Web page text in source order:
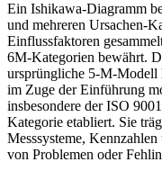
Ein Ishikawa-Diagramm
und mehreren Ursachen-
Einflussfaktoren
6M-Kategorien bewährt.
ursprüngliche 5-M-Modell
im Zuge der Einführung
insbesondere der ISO
Kategorie etabliert. Sie
Messsysteme,
von Problemen oder